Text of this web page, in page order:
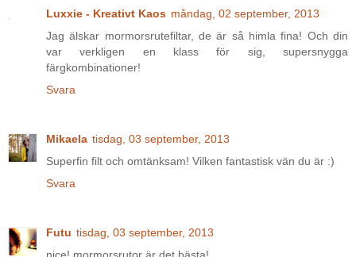
Luxxie - Kreativt Kaos måndag, 02 september, 2013
Jag älskar mormorsrutefiltar, de är så himla fina! Och din
var verkligen en klass för sig, supersnygga
färgkombinationer!
Svara
Mikaela tisdag, 03 september, 2013
Superfin filt och omtänksam! Vilken fantastisk vän du är :)
Svara
Futu tisdag, 03 september, 2013